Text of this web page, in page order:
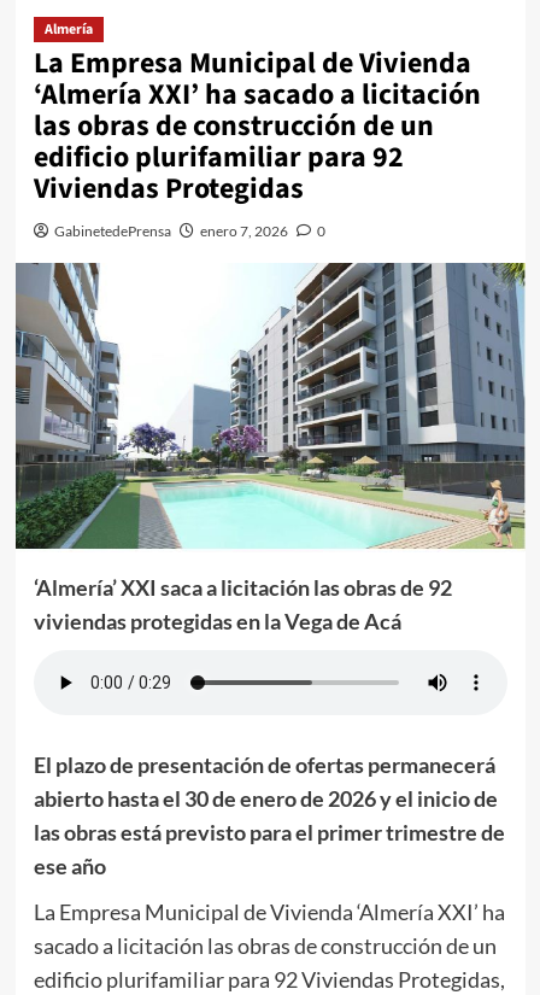
Almería
La Empresa Municipal de Vivienda
‘Almería XXI’ ha sacado a licitación
las obras de construcción de un
edificio plurifamiliar para 92
Viviendas Protegidas
GabinetedePrensa enero 7, 2026 0
‘Almería’ XXI saca a licitación las obras de 92
viviendas protegidas en la Vega de Acá
El plazo de presentación de ofertas permanecerá
abierto hasta el 30 de enero de 2026 y el inicio de
las obras está previsto para el primer trimestre de
ese año
La Empresa Municipal de Vivienda ‘Almería XXI’ ha
sacado a licitación las obras de construcción de un
edificio plurifamiliar para 92 Viviendas Protegidas,